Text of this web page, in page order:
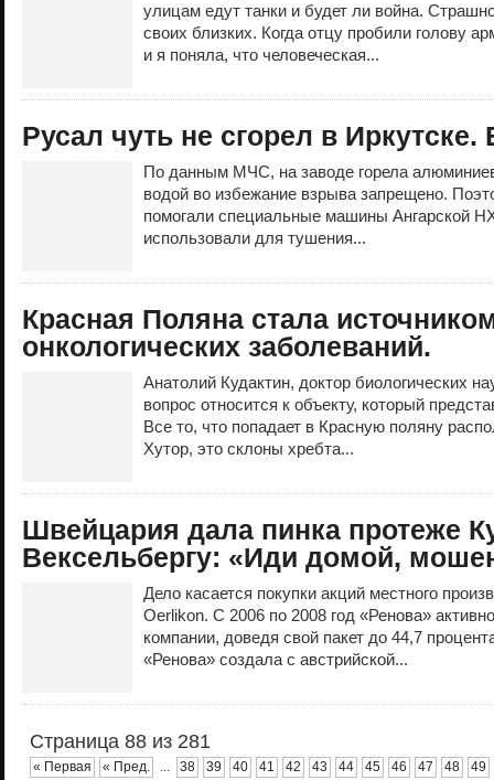
улицам едут танки и будет ли война.
своих близких. Когда отцу пробили голову
и я поняла, что человеческая...
Русал чуть не сгорел в
По данным МЧС, на заводе горела
водой во избежание взрыва запрещено.
помогали специальные машины Ангарской
использовали для тушения...
Красная Поляна стала
онкологических заболеваний.
Анатолий Кудактин, доктор биологических
вопрос относится к объекту, который
Все то, что попадает в Красную поляну
Хутор, это склоны хребта...
Швейцария дала пинка протеже
Вексельбергу: «Иди домой,
Дело касается покупки акций местного
Oerlikon. С 2006 по 2008 год «Ренова»
компании, доведя свой пакет до 44,7
«Ренова» создала с австрийской...
Страница 88 из 281
« Первая « Пред. ... 38 39 40 41 42 43 44 45 46 47 48 49